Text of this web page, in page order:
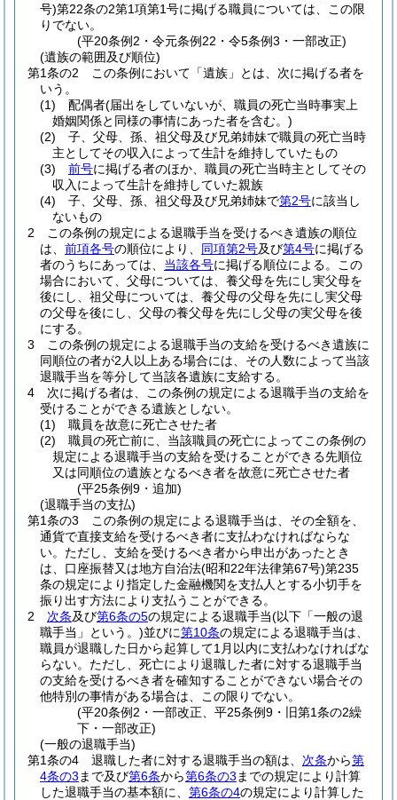
号)第22条の2第1項第1号に掲げる職員については、この限
りでない。
(平20条例2・令元条例22・令5条例3・一部改正)
(遺族の範囲及び順位)
第1条の2
この条例において「遺族」とは、次に掲げる者を
いう。
(1)
配偶者(届出をしていないが、職員の死亡当時事実上
婚姻関係と同様の事情にあった者を含む。)
(2)
子、父母、孫、祖父母及び兄弟姉妹で職員の死亡当時
主としてその収入によって生計を維持していたもの
(3)
前号に掲げる者のほか、職員の死亡当時主としてその
収入によって生計を維持していた親族
(4)
子、父母、孫、祖父母及び兄弟姉妹で第2号に該当し
ないもの
2
この条例の規定による退職手当を受けるべき遺族の順位
は、 前項各号の順位により、 同項第2号及び第4号に掲げる
者のうちにあっては、 当該各号に掲げる順位による。
この
場合において、父母については、養父母を先にし実父母を
後にし、祖父母については、養父母の父母を先にし実父母
の父母を後にし、父母の養父母を先にし父母の実父母を後
にする。
3
この条例の規定による退職手当の支給を受けるべき遺族に
同順位の者が2人以上ある場合には、その人数によって当該
退職手当を等分して当該各遺族に支給する。
4
次に掲げる者は、この条例の規定による退職手当の支給を
受けることができる遺族としない。
(1)
職員を故意に死亡させた者
(2)
職員の死亡前に、当該職員の死亡によってこの条例の
規定による退職手当の支給を受けることができる先順位
又は同順位の遺族となるべき者を故意に死亡させた者
(平25条例9・追加)
(退職手当の支払)
第1条の3
この条例の規定による退職手当は、その全額を、
通貨で直接支給を受けるべき者に支払わなければならな
い。 ただし、支給を受けるべき者から申出があったとき
は、口座振替又は地方自治法(昭和22年法律第67号)第235
条の規定により指定した金融機関を支払人とする小切手を
振り出す方法により支払うことができる。
2
次条及び第6条の5の規定による退職手当(以下「一般の退
職手当」という。)並びに第10条の規定による退職手当は、
職員が退職した日から起算して1月以内に支払わなければな
らない。 ただし、死亡により退職した者に対する退職手当
の支給を受けるべき者を確知することができない場合その
他特別の事情がある場合は、この限りでない。
(平20条例2・一部改正、平25条例9・旧第1条の2繰
下・一部改正)
(一般の退職手当)
第1条の4
退職した者に対する退職手当の額は、 次条から第
4条の3 まで及び第6条から第6条の3 までの規定により計算
した退職手当の基本額に、 第6条の4の規定により計算した